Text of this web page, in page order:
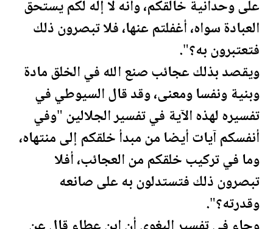
على وحدانية خالقكم، وأنه لا إله لكم يستحق
العبادة سواه، أغفلتم عنها، فلا تبصرون ذلك
فتعتبرون به؟".
ويقصد بذلك عجائب صنع الله في الخلق مادة
وبنية ونفسا ومعنى، وقد قال السيوطي في
تفسيره لهذه الآية في تفسير الجلالين "وفي
أنفسكم آيات أيضا من مبدأ خلقكم إلى منتهاه،
وما في تركيب خلقكم من العجائب، أفلا
تبصرون ذلك فتستدلون به على صانعه
وقدرته؟".